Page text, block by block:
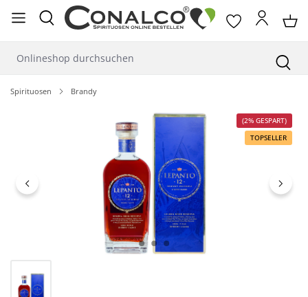
springen
Spirituosen Brandy
(2% GESPART)
TOPSELLER